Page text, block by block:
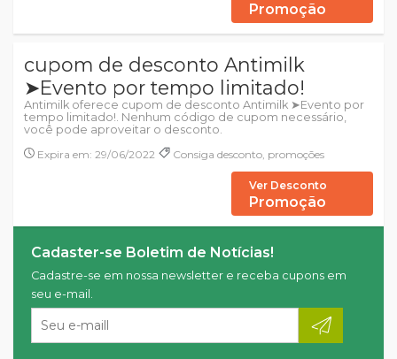
Promoção
cupom de desconto Antimilk
➤Evento por tempo limitado!
Antimilk oferece cupom de desconto Antimilk ➤Evento por
tempo limitado!. Nenhum código de cupom necessário,
você pode aproveitar o desconto.
Expira em: 29/06/2022
Consiga desconto, promoções
Ver Desconto
Promoção
Cadaster-se Boletim de Notícias!
Cadastre-se em nossa newsletter e receba cupons em
seu e-mail.